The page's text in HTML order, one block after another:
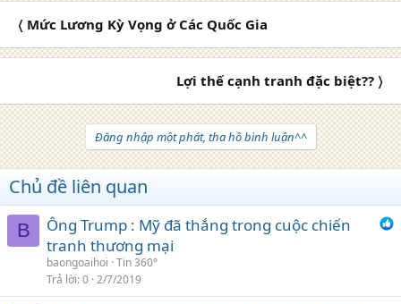
〈 Mức Lương Kỳ Vọng ở Các Quốc Gia
Lợi thế cạnh tranh đặc biệt?? 〉
Đăng nhập một phát, tha hồ bình luận^^
Chủ đề liên quan
B
Ông Trump : Mỹ đã thắng trong cuộc chiến
tranh thương mại
baongoaihoi Tin 360°
Trả lời 0 2/7/2019